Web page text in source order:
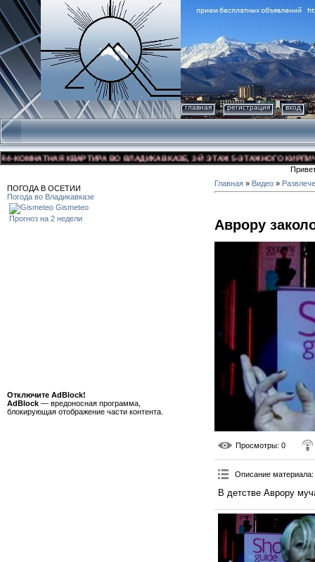
главная регистрация вход
КВАРТИРА ВО ВЛАДИКАВКАЗЕ, 3-Й ЭТАЖ 5-ЭТАЖНОГО
ПОГОДА В ОСЕТИИ
Погода во Владикавказе
Gismeteo
Прогноз на 2 недели
Отключите AdBlock!
AdBlock — вредоносная программа,
блокирующая отображение части контента.
Главная » Видео »
Аврору
Просмотры: 0
Описание материала:
В детстве Аврору